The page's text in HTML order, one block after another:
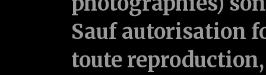
Sauf autorisation
toute